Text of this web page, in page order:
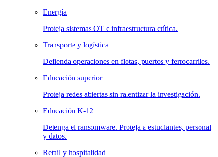
Energía
Proteja sistemas OT e infraestructura crítica.
Transporte y logística
Defienda operaciones en flotas, puertos y ferrocarriles.
Educación superior
Proteja redes abiertas sin ralentizar la investigación.
Educación K-12
Detenga el ransomware. Proteja a estudiantes, personal
y datos.
Retail y hospitalidad